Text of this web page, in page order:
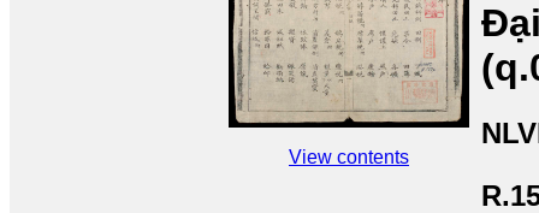
View contents